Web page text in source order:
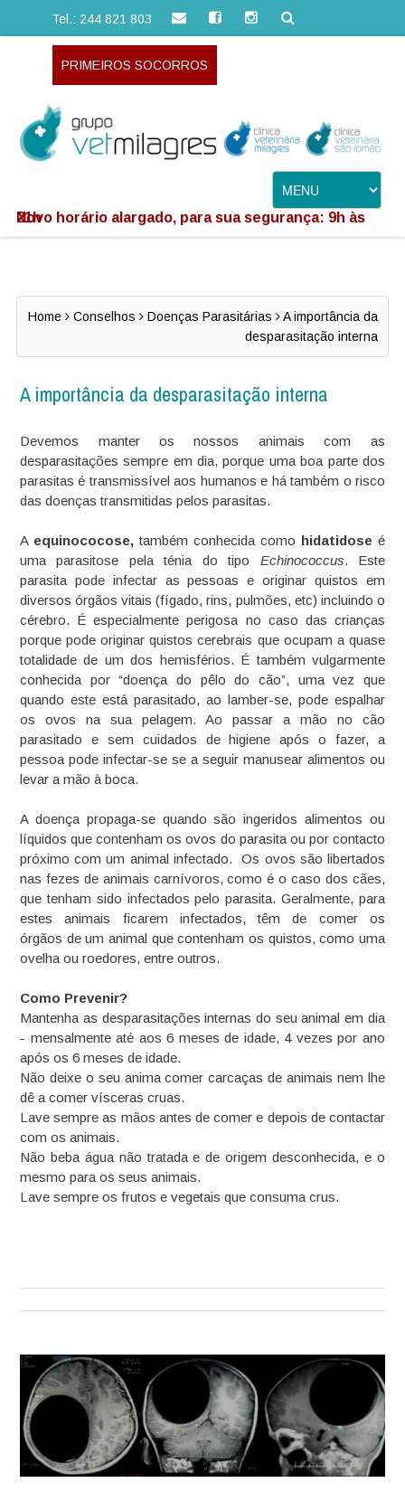
Tel.: 244 821 803
PRIMEIROS SOCORROS
Novo horário alargado, para sua segurança: 9h às 21h
Home Conselhos Doenças Parasitárias
A importância da
desparasitação interna
A importância da desparasitação interna
Devemos manter os nossos animais com as
desparasitações sempre em dia, porque uma boa parte dos
parasitas é transmissível aos humanos e há também o risco
das doenças transmitidas pelos parasitas.
A equinococose, também conhecida como hidatidose é
uma parasitose pela ténia do tipo Echinococcus. Este
parasita pode infectar as pessoas e originar quistos em
diversos órgãos vitais (fígado, rins, pulmões, etc) incluindo o
cérebro. É especialmente perigosa no caso das crianças
porque pode originar quistos cerebrais que ocupam a quase
totalidade de um dos hemisférios. É também vulgarmente
conhecida por “doença do pêlo do cão”, uma vez que
quando este está parasitado, ao lamber-se, pode espalhar
os ovos na sua pelagem. Ao passar a mão no cão
parasitado e sem cuidados de higiene após o fazer, a
pessoa pode infectar-se se a seguir manusear alimentos ou
levar a mão à boca.
A doença propaga-se quando são ingeridos alimentos ou
líquidos que contenham os ovos do parasita ou por contacto
próximo com um animal infectado. Os ovos são libertados
nas fezes de animais carnívoros, como é o caso dos cães,
que tenham sido infectados pelo parasita. Geralmente, para
estes animais ficarem infectados, têm de comer os
órgãos de um animal que contenham os quistos, como uma
ovelha ou roedores, entre outros.
Como Prevenir?
Mantenha as desparasitações internas do seu animal em dia
- mensalmente até aos 6 meses de idade, 4 vezes por ano
após os 6 meses de idade.
Não deixe o seu anima comer carcaças de animais nem lhe
dê a comer vísceras cruas.
Lave sempre as mãos antes de comer e depois de contactar
com os animais.
Não beba água não tratada e de origem desconhecida, e o
mesmo para os seus animais.
Lave sempre os frutos e vegetais que consuma crus.